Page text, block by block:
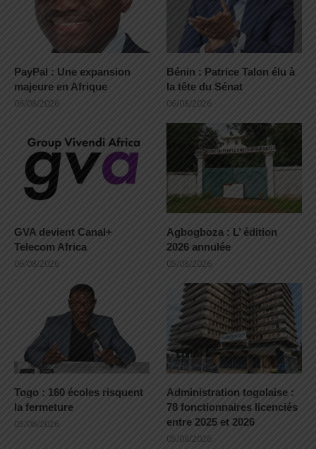
PayPal : Une expansion
majeure en Afrique
06/08/2026
Bénin : Patrice Talon élu à
la tête du Sénat
06/08/2026
GVA devient Canal+
Telecom Africa
06/08/2026
Agbogboza : L’ édition
2026 annulée
05/08/2026
Togo : 160 écoles risquent
la fermeture
05/08/2026
Administration togolaise :
78 fonctionnaires licenciés
entre 2025 et 2026
05/08/2026